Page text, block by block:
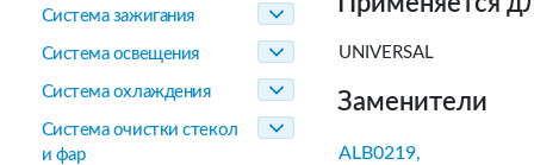
Система зажигания
Система освещения
Система охлаждения
Система очистки стекол
и фар
UNIVERSAL
Заменители
ALB0219,